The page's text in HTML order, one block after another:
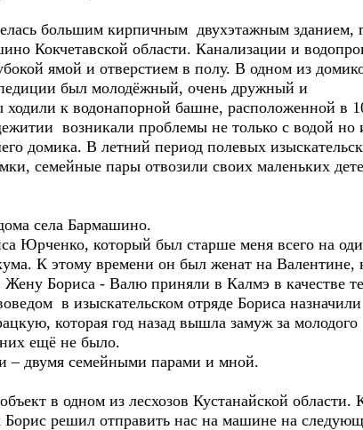
большим кирпичным двухэтажным зданием,
Кокчетавской области. Канализации и
ямой и отверстием в полу. В одном из
был молодёжный, очень дружный и
к водонапорной башне, расположенной в
возникали проблемы не только с водой но
домика. В летний период полевых
семейные пары отвозили своих маленьких
села Бармашино.
Юрченко, который был старше меня всего на
К этому времени он был женат на Валентине,
Бориса - Валю приняли в Калмэ в качестве
в изыскательском отряде Бориса назначили
которая год назад вышла замуж за молодого
ещё не было.
двумя семейными парами и мной.
в одном из лесхозов Кустанайской области.
решил отправить нас на машине на